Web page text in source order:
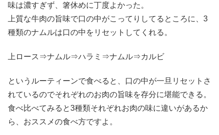
味は濃すぎず、箸休めに丁度よかった。
上質な牛肉の旨味で口の中がこってりしてるところに、3
種類のナムルは口の中をリセットしてくれる。
上ロース⇒ナムル⇒ハラミ⇒ナムル⇒カルビ
というルーティーンで食べると、口の中が一旦リセットさ
れているのでそれぞれのお肉の旨味を存分に堪能できる。
食べ比べてみると3種類それぞれお肉の味に違いがあるか
ら、おススメの食べ方ですよ。